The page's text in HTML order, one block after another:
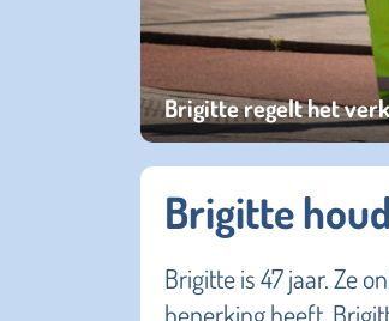
Brigitte regelt het
Brigitte
Brigitte is 47 jaar. Ze
beperking heeft.